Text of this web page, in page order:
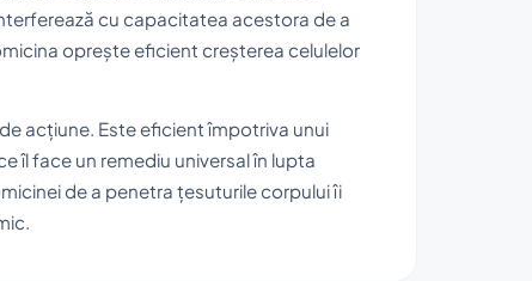
cu capacitatea acestora de a
oprește eficient creșterea celulelor
acțiune. Este eficient împotriva unui
îl face un remediu universal în lupta
de a penetra țesuturile corpului îi